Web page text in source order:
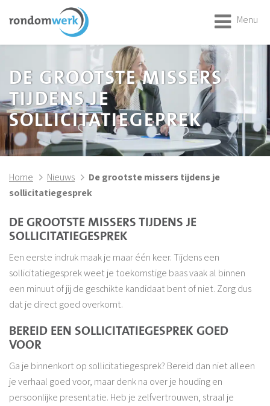
Menu
DE GROOTSTE MISSERS
TIJDENS JE
SOLLICITATIEGEPREK
Home Nieuws
De grootste missers tijdens je
sollicitatiegesprek
DE GROOTSTE MISSERS TIJDENS JE
SOLLICITATIEGESPREK
Een eerste indruk maak je maar één keer. Tijdens een
sollicitatiegesprek weet je toekomstige baas vaak al binnen
een minuut of jij de geschikte kandidaat bent of niet. Zorg dus
dat je direct goed overkomt.
BEREID EEN SOLLICITATIEGESPREK GOED
VOOR
Ga je binnenkort op sollicitatiegesprek? Bereid dan niet alleen
je verhaal goed voor, maar denk na over je houding en
persoonlijke presentatie. Heb je zelfvertrouwen, straal je